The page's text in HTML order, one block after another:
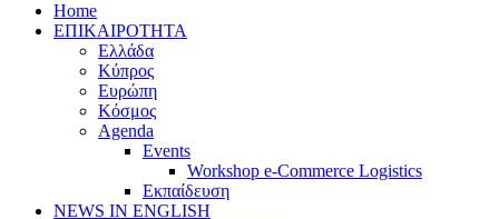
Home
ΕΠΙΚΑΙΡΟΤΗΤΑ
Ελλάδα
Κύπρος
Ευρώπη
Κόσμος
Agenda
Events
Workshop e-Commerce Logistics
Εκπαίδευση
NEWS IN ENGLISH